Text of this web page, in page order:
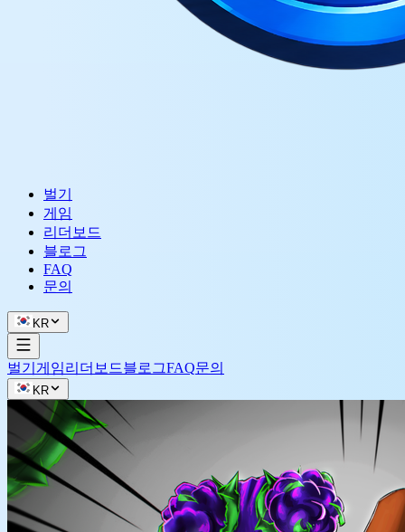
벌기
게임
리더보드
블로그
FAQ
문의
KR
벌기 게임리더보드블로그FAQ문의
KR